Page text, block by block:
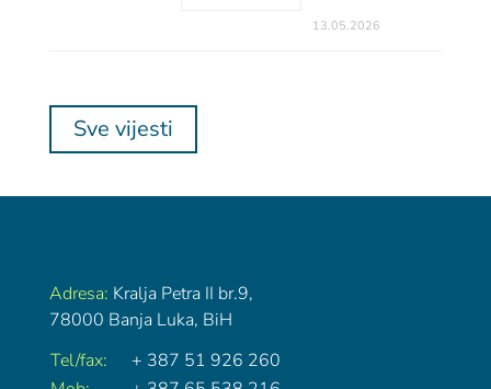
13.05.2026
Sve vijesti
Adresa: Kralja Petra II br.9,
78000 Banja Luka, BiH
Tel/fax:
+ 387 51 926 260